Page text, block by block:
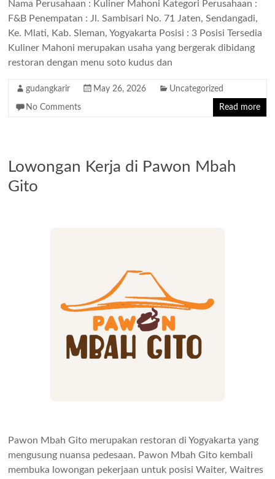
Nama Perusahaan : Kuliner Mahoni Kategori Perusahaan :
F&B Penempatan : Jl. Sambisari No. 71 Jaten, Sendangadi,
Ke. Mlati, Kab. Sleman, Yogyakarta Posisi : 3 Posisi Tersedia
Kuliner Mahoni merupakan usaha yang bergerak dibidang
restoran dengan menu soto kudus dan
gudangkarir May 26, 2026 Uncategorized
No Comments Read more
Lowongan Kerja di Pawon Mbah
Gito
Pawon Mbah Gito merupakan restoran di Yogyakarta yang
mengusung nuansa pedesaan. Pawon Mbah Gito kembali
membuka lowongan pekerjaan untuk posisi Waiter, Waitres